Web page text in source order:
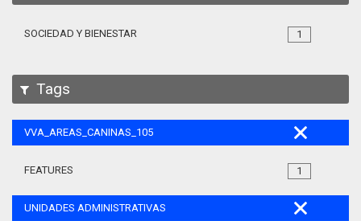
1
SOCIEDAD Y BIENESTAR
Tags
VVA_AREAS_CANINAS_105
1
FEATURES
UNIDADES ADMINISTRATIVAS